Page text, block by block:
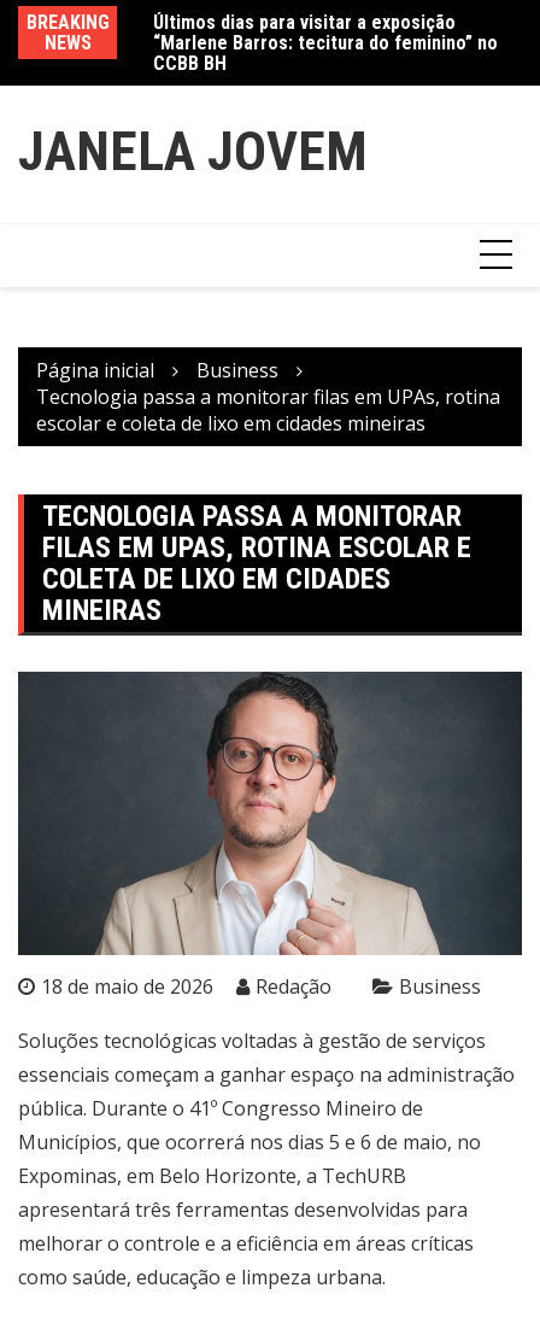
conteúdo
BREAKING
NEWS
Últimos dias para visitar a exposição
“Marlene Barros: tecitura do feminino” no
CCBB BH
Amanda Mangili transforma beleza e
JANELA JOVEM
Página inicial
Business
Tecnologia passa a monitorar filas em UPAs, rotina
escolar e coleta de lixo em cidades mineiras
TECNOLOGIA PASSA A MONITORAR
FILAS EM UPAS, ROTINA ESCOLAR E
COLETA DE LIXO EM CIDADES
MINEIRAS
18 de maio de 2026 Redação Business
Soluções tecnológicas voltadas à gestão de serviços
essenciais começam a ganhar espaço na administração
pública. Durante o 41º Congresso Mineiro de
Municípios, que ocorrerá nos dias 5 e 6 de maio, no
Expominas, em Belo Horizonte, a TechURB
apresentará três ferramentas desenvolvidas para
melhorar o controle e a eficiência em áreas críticas
como saúde, educação e limpeza urbana.